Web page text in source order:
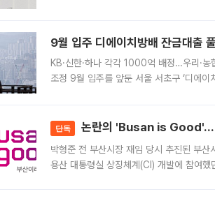
9월 입주 디에이치방배 잔금대출
KB·신한·하나 각각 1000억 배정…우리·
조정 9월 입주를 앞둔 서울 서초구 ‘디에
단독 논란의 'Busan is Good'…8
박형준 전 부산시장 재임 당시 추진된 부
용산 대통령실 상징체계(CI) 개발에 참여